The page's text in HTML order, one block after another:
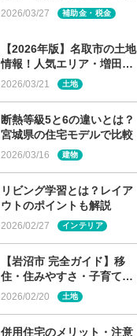
メリット・補助金制度を解
2026/03/27 補助金・税金
【2026年版】名取市の土地
情報！人気エリア・増田の
未公開分譲地を解説
2026/03/21 土地
断熱等級5と6の違いとは？
宮城県の住宅モデルで比較
2026/03/16 建物
リビング学習とは？レイア
ウトのポイントも解説
2026/02/27 インテリア
【岩沼市 完全ガイド】移
住・住みやすさ・子育て～
この街が選ばれる理由と
2026/02/20 土地
併用住宅のメリット・注意